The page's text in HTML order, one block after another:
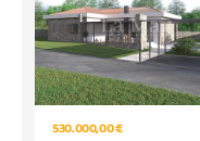
530.000,00 €